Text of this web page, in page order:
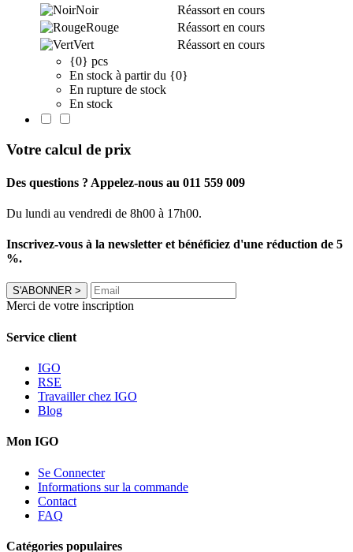
Noir
Réassort en cours
Rouge
Réassort en cours
Vert
Réassort en cours
{0} pcs
En stock à partir du {0}
En rupture de stock
En stock
Votre calcul de prix
Des questions ? Appelez-nous au 011 559 009
Du lundi au vendredi de 8h00 à 17h00.
Inscrivez-vous à la newsletter et bénéficiez d'une réduction de 5
%.
S'ABONNER >
Merci de votre inscription
Service client
IGO
RSE
Travailler chez IGO
Blog
Mon IGO
Se Connecter
Informations sur la commande
Contact
FAQ
Catégories populaires